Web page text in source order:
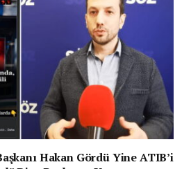
Hakan Gördü Yine ATIB’i